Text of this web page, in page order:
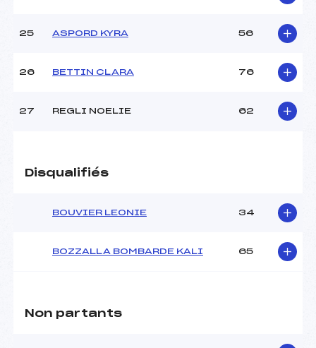
25 ASPORD KYRA 56
26 BETTIN CLARA 76
27 REGLI NOELIE 62
Disqualifiés
BOUVIER LEONIE 34
BOZZALLA BOMBARDE KALI 65
Non partants